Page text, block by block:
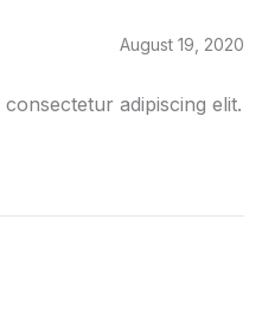
August 19, 2020
adipiscing elit.